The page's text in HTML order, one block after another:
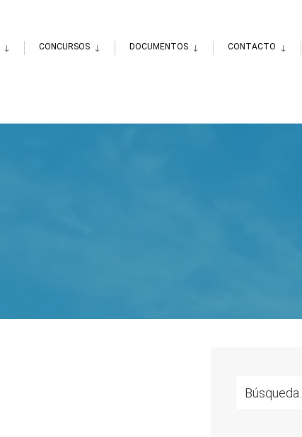
CONCURSOS DOCUMENTOS CONTACTO